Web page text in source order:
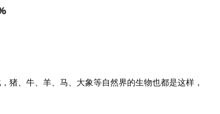
、牛、羊、马、大象等自然界的生物也都是这样，